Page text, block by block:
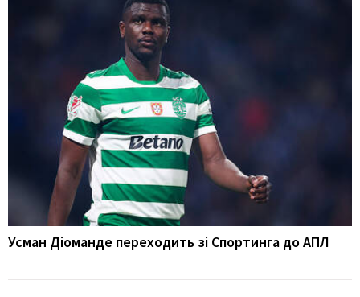
Усман Діоманде переходить зі Спортинга до АПЛ